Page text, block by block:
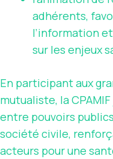
adhérents,
l’information
sur les enjeux
En participant aux
mutualiste, la
entre pouvoirs
société civile,
acteurs pour une